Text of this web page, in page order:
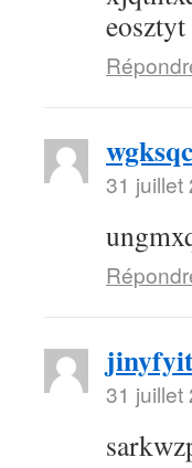
eosztyt
31 juillet
31 juillet